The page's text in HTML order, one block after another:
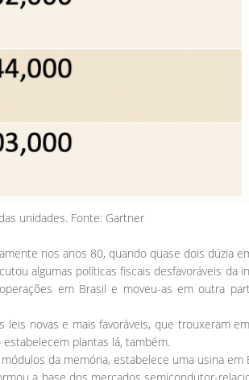
unidades. Fonte: Gartner
nos anos 80, quando quase dois dúzia
algumas políticas fiscais desfavoráveis
em Brasil e moveu-as em outra
novas e mais favoráveis, que trouxeram
plantas lá, também.
da memória, estabelece uma usina